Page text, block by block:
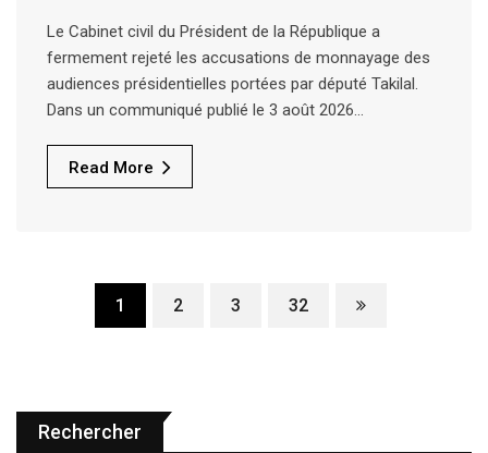
Le Cabinet civil du Président de la République a
fermement rejeté les accusations de monnayage des
audiences présidentielles portées par député Takilal.
Dans un communiqué publié le 3 août 2026…
Read More
1 2 3 32
Rechercher